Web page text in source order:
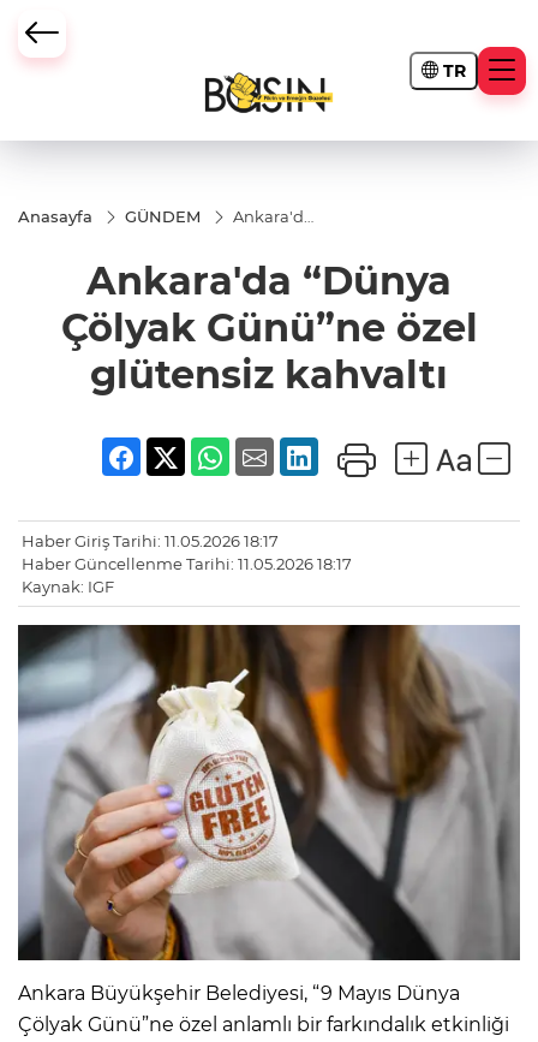
TR
Anasayfa GÜNDEM
Ankara'da
Günü”ne
özel
glütensiz
kahvaltı
Ankara'da “Dünya
Çölyak Günü”ne özel
glütensiz kahvaltı
Haber Giriş Tarihi: 11.05.2026 18:17
Haber Güncellenme Tarihi: 11.05.2026 18:17
Kaynak: IGF
Ankara Büyükşehir Belediyesi, “9 Mayıs Dünya
Çölyak Günü”ne özel anlamlı bir farkındalık etkinliği